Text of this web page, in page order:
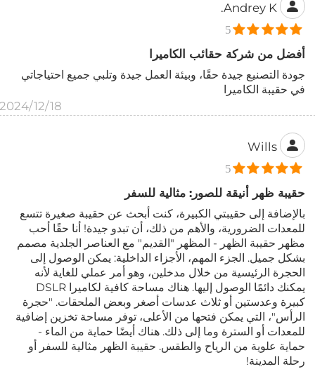
Andrey K.
5
أفضل من شركة حقائب الكاميرا
جودة التصنيع جيدة حقًا، وبيئة العمل جيدة وتلبي جميع احتياجاتي
في حقيبة الكاميرا
2024/12/18
Wills
5
حقيبة ظهر أنيقة للصور: مثالية للسفر
بالإضافة إلى حقيبتي الكبيرة، كنت أبحث عن حقيبة صغيرة تتسع
للمعدات الضرورية، والأهم من ذلك، أن تبدو جيدة! أنا حقًا أحب
مظهر حقيبة الظهر - المظهر "القديم" مع العناصر الجلدية مصمم
بشكل جميل. الجزء المهم، الأجزاء الداخلية: يمكن الوصول إلى
الحجرة الرئيسية من خلال مدخلين، وهو أمر عملي للغاية لأنه
يمكنك دائمًا الوصول إليها. هناك مساحة كافية لكاميرا DSLR
كبيرة وعدستين أو ثلاث عدسات أصغر وبعض الملحقات. "حجرة
الرأس"، التي يمكن فتحها من الأعلى، توفر مساحة تخزين إضافية
للمعدات أو السترة وما إلى ذلك. هناك أيضًا حماية من الماء -
حماية علوية من الرياح والطقس. حقيبة الظهر مثالية للسفر أو
رحلة المدينة!